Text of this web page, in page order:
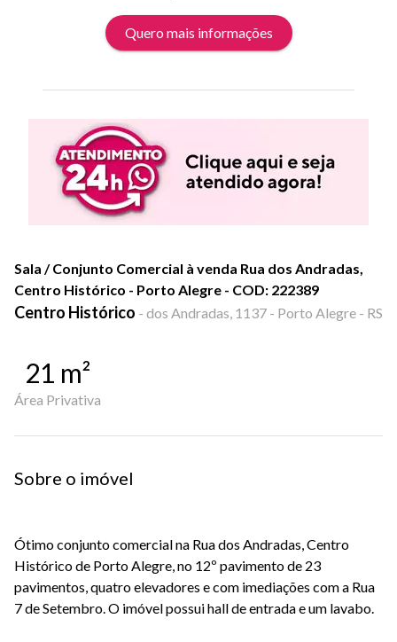
Quero mais informações
Sala / Conjunto Comercial à venda Rua dos Andradas,
Centro Histórico - Porto Alegre - COD: 222389
Centro Histórico - dos Andradas, 1137 - Porto Alegre - RS
21 m²
Área Privativa
Sobre o imóvel
Ótimo conjunto comercial na Rua dos Andradas, Centro
Histórico de Porto Alegre, no 12º pavimento de 23
pavimentos, quatro elevadores e com imediações com a Rua
7 de Setembro. O imóvel possui hall de entrada e um lavabo.